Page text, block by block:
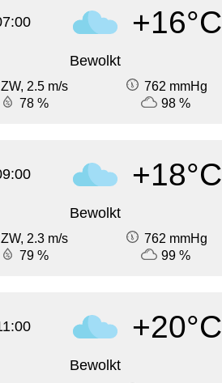
+16°C
Bewolkt
ZW, 2.5 m/s
762 mmHg
78 %
98 %
+18°C
Bewolkt
ZW, 2.3 m/s
762 mmHg
79 %
99 %
+20°C
Bewolkt